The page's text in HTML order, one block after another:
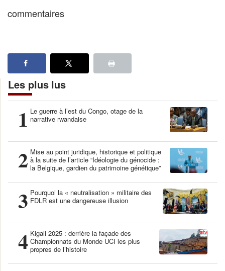
commentaires
Les plus lus
1 Le guerre à l’est du Congo, otage de la
narrative rwandaise
2 Mise au point juridique, historique et politique
à la suite de l’article “Idéologie du génocide :
la Belgique, gardien du patrimoine génétique”
3 Pourquoi la « neutralisation » militaire des
FDLR est une dangereuse illusion
4 Kigali 2025 : derrière la façade des
Championnats du Monde UCI les plus
propres de l’histoire